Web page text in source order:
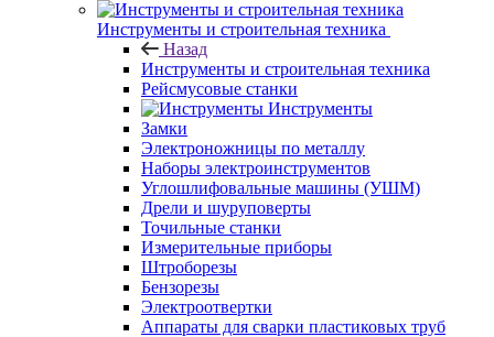
Инструменты и строительная техника
Назад
Инструменты и строительная техника
Рейсмусовые станки
Инструменты
Замки
Электроножницы по металлу
Наборы электроинструментов
Углошлифовальные машины (УШМ)
Дрели и шуруповерты
Точильные станки
Измерительные приборы
Штроборезы
Бензорезы
Электроотвертки
Аппараты для сварки пластиковых труб